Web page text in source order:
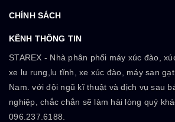
CHÍNH SÁCH
KÊNH THÔNG TIN
STAREX - Nhà phân phối máy xúc đào,
xe lu rung,lu tĩnh, xe xúc đào, máy san
Nam. với đội ngũ kĩ thuật và dịch vụ sau
nghiệp, chắc chắn sẽ làm hài lòng quý
096.237.6188.